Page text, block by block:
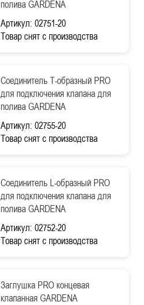
полива GARDENA
Артикул: 02751-20
Товар снят с производства
Соединитель Т-образный PRO
для подключения клапана для
полива GARDENA
Артикул: 02755-20
Товар снят с производства
Соединитель L-образный PRO
для подключения клапана для
полива GARDENA
Артикул: 02752-20
Товар снят с производства
Заглушка PRO концевая
клапанная GARDENA